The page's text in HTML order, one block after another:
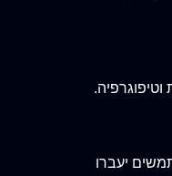
וטיפוגרפיה.
יעברו